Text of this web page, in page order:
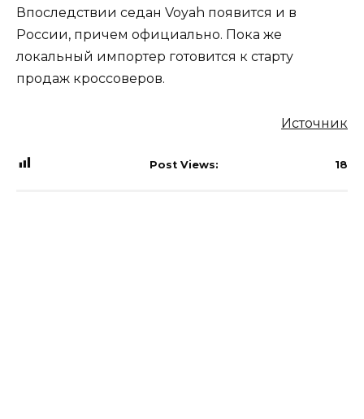
Впоследствии седан Voyah появится и в
России, причем официально. Пока же
локальный импортер готовится к старту
продаж кроссоверов.
Источник
Post Views: 18